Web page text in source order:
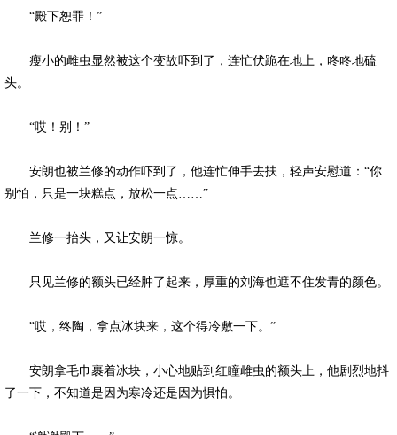
“殿下恕罪！”
瘦小的雌虫显然被这个变故吓到了，连忙伏跪在地上，咚咚地磕
头。
“哎！别！”
安朗也被兰修的动作吓到了，他连忙伸手去扶，轻声安慰道：“你
别怕，只是一块糕点，放松一点……”
兰修一抬头，又让安朗一惊。
只见兰修的额头已经肿了起来，厚重的刘海也遮不住发青的颜色。
“哎，终陶，拿点冰块来，这个得冷敷一下。”
安朗拿毛巾裹着冰块，小心地贴到红瞳雌虫的额头上，他剧烈地抖
了一下，不知道是因为寒冷还是因为惧怕。